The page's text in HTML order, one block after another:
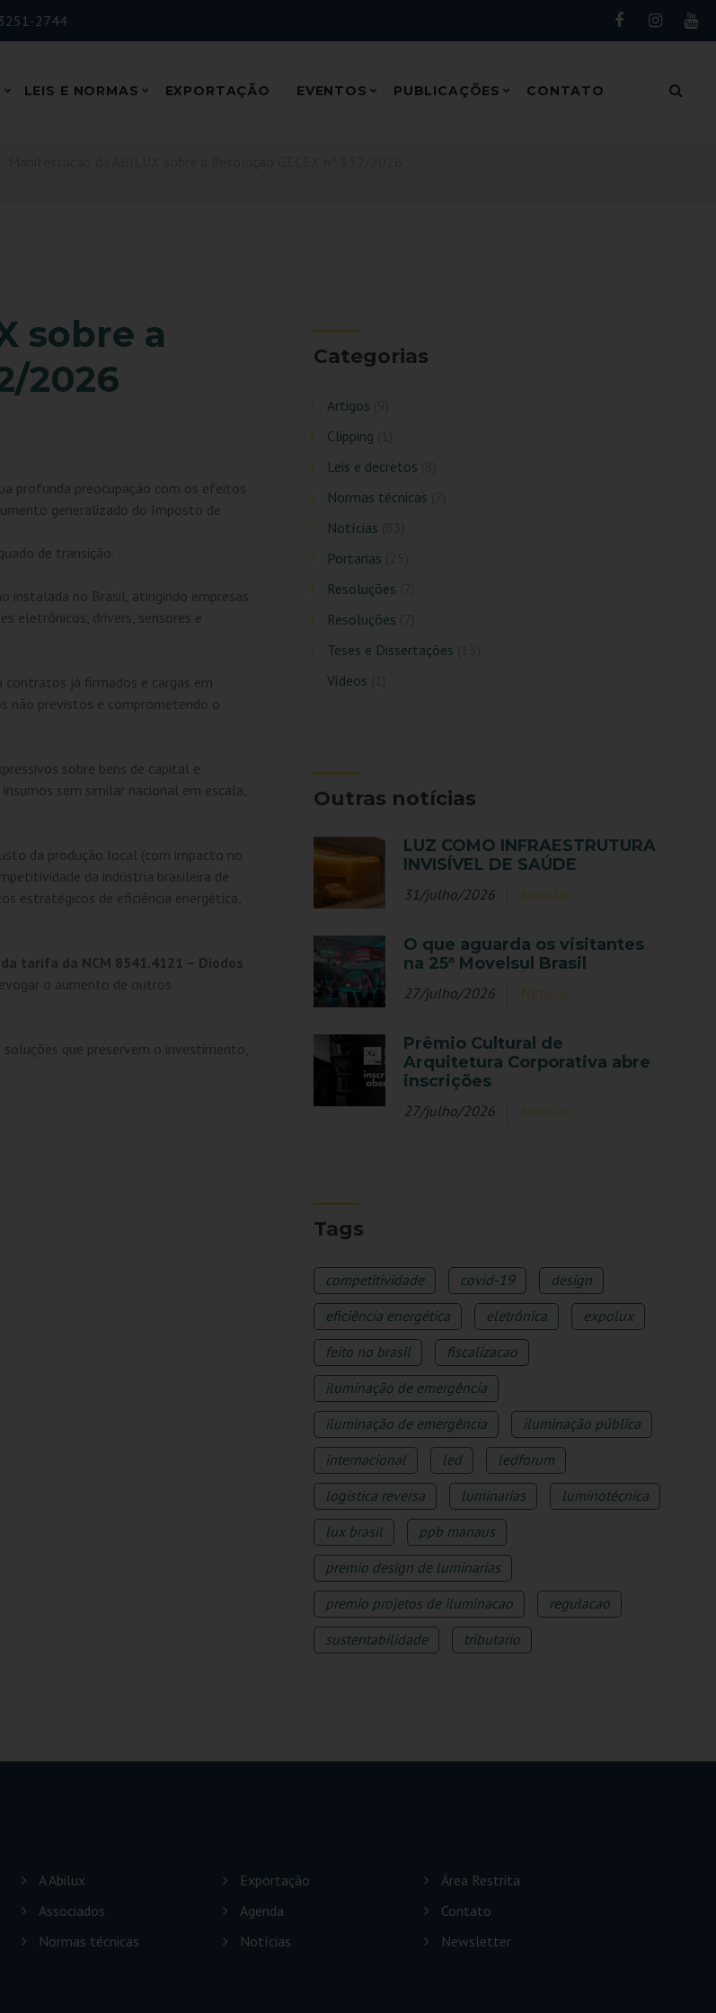
2744
LEIS E NORMAS EXPORTAÇÃO EVENTOS PUBLICAÇÕES CONTATO
sobre a
2026
profunda preocupação com os efeitos
generalizado do Imposto de
de transição.
instalada no Brasil, atingindo empresas
eletrônicos, drivers, sensores e
já firmados e cargas em
não previstos e comprometendo o
sobre bens de capital e
sem similar nacional em escala,
da produção local (com impacto no
da indústria brasileira de
estratégicos de eficiência energética,
tarifa da NCM 8541.4121 – Diodos
o aumento de outros
que preservem o investimento,
Categorias
Artigos
Clipping
Leis e decretos
Normas técnicas
Notícias
Portarias
Resoluções
Resoluções
Teses e Dissertações
Vídeos
Outras notícias
LUZ COMO INFRAESTRUTURA
INVISÍVEL DE SAÚDE
31/julho/2026 Notícias
O que aguarda os visitantes
na 25ª Movelsul Brasil
27/julho/2026 Notícias
Prêmio Cultural de
Arquitetura Corporativa abre
inscrições
27/julho/2026 Notícias
Tags
competitividade covid-19
design
eficiência energética
eletrônica
expolux
feito no brasil
fiscalizacao
iluminação de emergência
iluminação de emergência
iluminação pública
internacional
led
ledforum
logistica reversa
luminarias
luminotécnica
lux brasil
ppb manaus
premio design de luminarias
premio projetos de iluminacao
regulacao
sustentabilidade
tributario
A Abilux
Associados
Normas técnicas
Exportação
Agenda
Notícias
Área Restrita
Contato
Newsletter